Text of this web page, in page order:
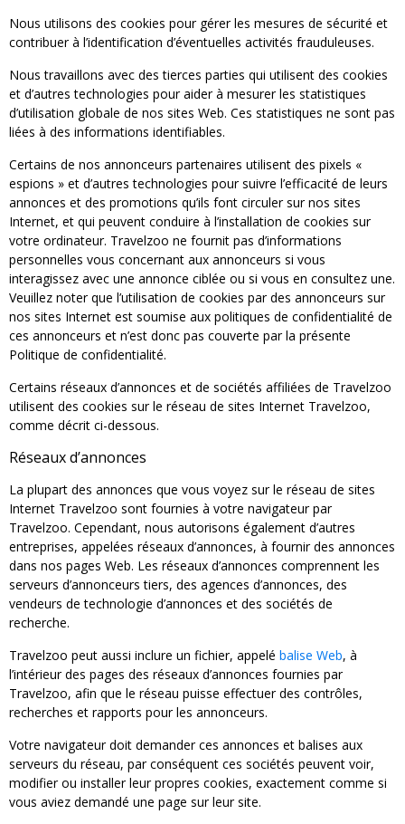
Nous utilisons des cookies pour gérer les mesures de sécurité et
contribuer à l’identification d’éventuelles activités frauduleuses.
Nous travaillons avec des tierces parties qui utilisent des cookies
et d’autres technologies pour aider à mesurer les statistiques
d’utilisation globale de nos sites Web. Ces statistiques ne sont pas
liées à des informations identifiables.
Certains de nos annonceurs partenaires utilisent des pixels «
espions » et d’autres technologies pour suivre l’efficacité de leurs
annonces et des promotions qu’ils font circuler sur nos sites
Internet, et qui peuvent conduire à l’installation de cookies sur
votre ordinateur. Travelzoo ne fournit pas d’informations
personnelles vous concernant aux annonceurs si vous
interagissez avec une annonce ciblée ou si vous en consultez une.
Veuillez noter que l’utilisation de cookies par des annonceurs sur
nos sites Internet est soumise aux politiques de confidentialité de
ces annonceurs et n’est donc pas couverte par la présente
Politique de confidentialité.
Certains réseaux d’annonces et de sociétés affiliées de Travelzoo
utilisent des cookies sur le réseau de sites Internet Travelzoo,
comme décrit ci-dessous.
Réseaux d’annonces
La plupart des annonces que vous voyez sur le réseau de sites
Internet Travelzoo sont fournies à votre navigateur par
Travelzoo. Cependant, nous autorisons également d’autres
entreprises, appelées réseaux d’annonces, à fournir des annonces
dans nos pages Web. Les réseaux d’annonces comprennent les
serveurs d’annonceurs tiers, des agences d’annonces, des
vendeurs de technologie d’annonces et des sociétés de
recherche.
Travelzoo peut aussi inclure un fichier, appelé balise Web, à
l’intérieur des pages des réseaux d’annonces fournies par
Travelzoo, afin que le réseau puisse effectuer des contrôles,
recherches et rapports pour les annonceurs.
Votre navigateur doit demander ces annonces et balises aux
serveurs du réseau, par conséquent ces sociétés peuvent voir,
modifier ou installer leur propres cookies, exactement comme si
vous aviez demandé une page sur leur site.